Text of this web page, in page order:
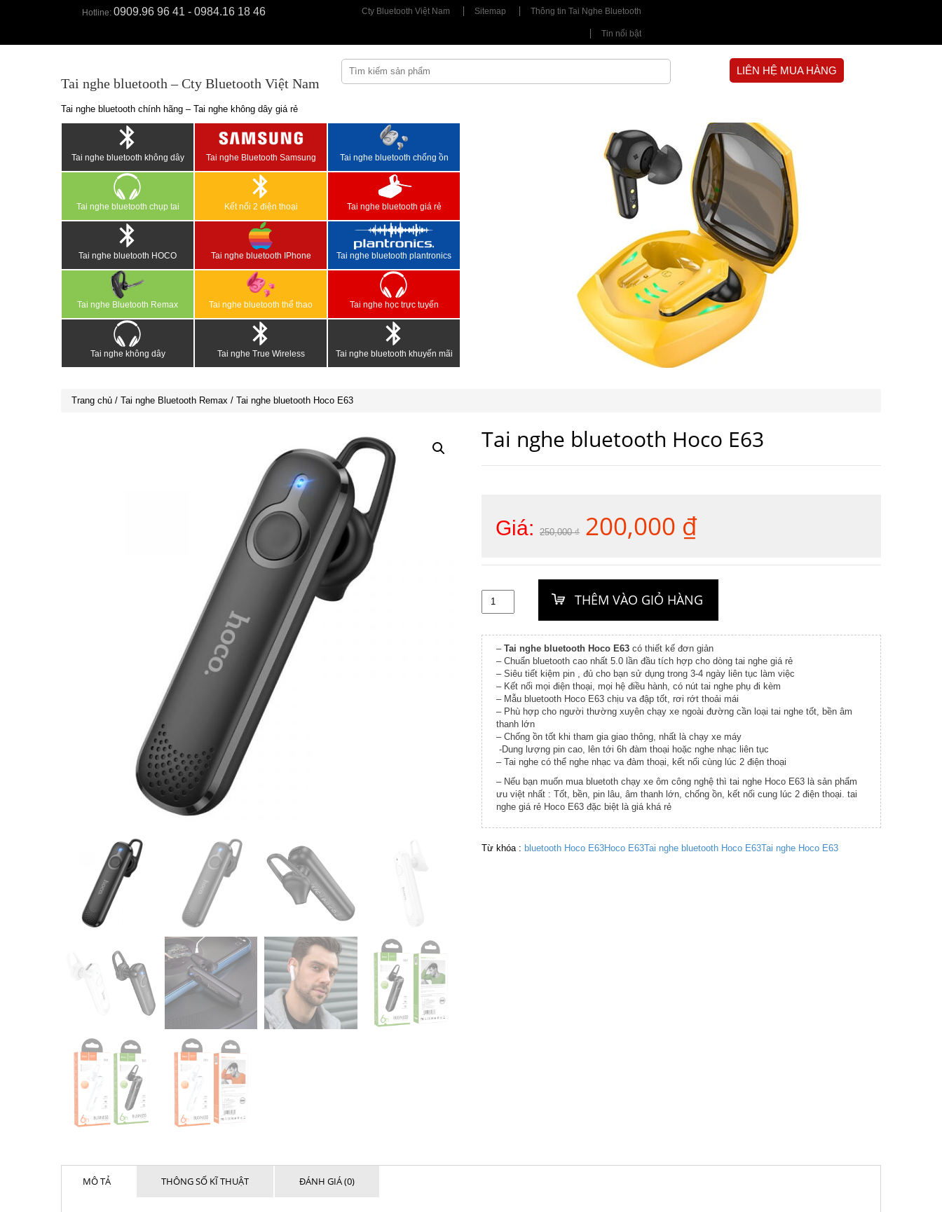
Hotline: 0909.96 96 41 - 0984.16 18 46 Cty Bluetooth Việt Nam Sitemap Thông tin Tai Nghe Bluetooth
Tin nổi bật
Tai nghe bluetooth – Cty Bluetooth Việt Nam
Tai nghe bluetooth chính hãng – Tai nghe không dây giá rẻ
LIÊN HỆ MUA HÀNG
Tai nghe bluetooth không dây Tai nghe Bluetooth Samsung Tai nghe bluetooth chống ồn
Tai nghe bluetooth chụp tai Kết nối 2 điện thoại Tai nghe bluetooth giá rẻ
Tai nghe bluetooth HOCO Tai nghe bluetooth IPhone Tai nghe bluetooth plantronics
Tai nghe Bluetooth Remax Tai nghe bluetooth thể thao Tai nghe học trực tuyến
Tai nghe không dây Tai nghe True Wireless Tai nghe bluetooth khuyến mãi
Trang chủ / Tai nghe Bluetooth Remax / Tai nghe bluetooth Hoco E63
Tai nghe bluetooth Hoco E63
Giá: 250,000₫
Giá
là:
250,000 ₫.
200,000 ₫Giá
tại
là:
200,000 ₫.
– Tai nghe bluetooth Hoco E63 có thiết kế đơn giản
– Chuẩn bluetooth cao nhất 5.0 lần đầu tích hợp cho dòng tai nghe giá rẻ
– Siêu tiết kiệm pin , đủ cho bạn sử dụng trong 3-4 ngày liên tục làm việc
– Kết nối mọi điện thoại, mọi hệ điều hành, có nút tai nghe phụ đi kèm
– Mẫu bluetooth Hoco E63 chịu va đập tốt, rơi rớt thoải mái
– Phù hợp cho người thường xuyên chạy xe ngoài đường cần loại tai nghe tốt, bền âm
thanh lớn
– Chống ồn tốt khi tham gia giao thông, nhất là chạy xe máy
-Dung lượng pin cao, lên tới 6h đàm thoại hoặc nghe nhạc liên tục
– Tai nghe có thể nghe nhạc va đàm thoại, kết nối cùng lúc 2 điện thoại
– Nếu bạn muốn mua bluetoth chạy xe ôm công nghệ thì tai nghe Hoco E63 là sản phẩm
ưu việt nhất : Tốt, bền, pin lâu, âm thanh lớn, chống ồn, kết nối cung lúc 2 điện thoại. tai
nghe giá rẻ Hoco E63 đặc biệt là giá khá rẻ
Từ khóa : bluetooth Hoco E63Hoco E63Tai nghe bluetooth Hoco E63Tai nghe Hoco E63
MÔ TẢ THÔNG SỐ KĨ THUẬT ĐÁNH GIÁ (0)